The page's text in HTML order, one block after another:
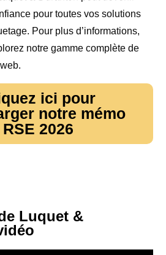
pour toutes vos solutions
Pour plus d’informations,
notre gamme complète de
ici pour
notre mémo
RSE 2026
Luquet &